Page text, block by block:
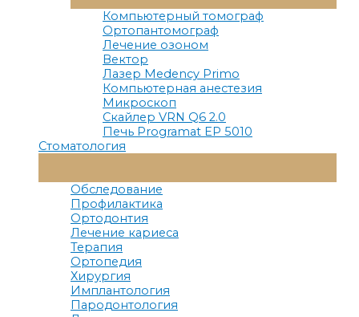
Меню
Компьютерный томограф
Ортопантомограф
Лечение озоном
Вектор
Лазер Medency Primo
Компьютерная анестезия
Микроскоп
Скайлер VRN Q6 2.0
Печь Programat EP 5010
Стоматология
Меню
Обследование
Профилактика
Ортодонтия
Лечение кариеса
Терапия
Ортопедия
Хирургия
Имплантология
Пародонтология